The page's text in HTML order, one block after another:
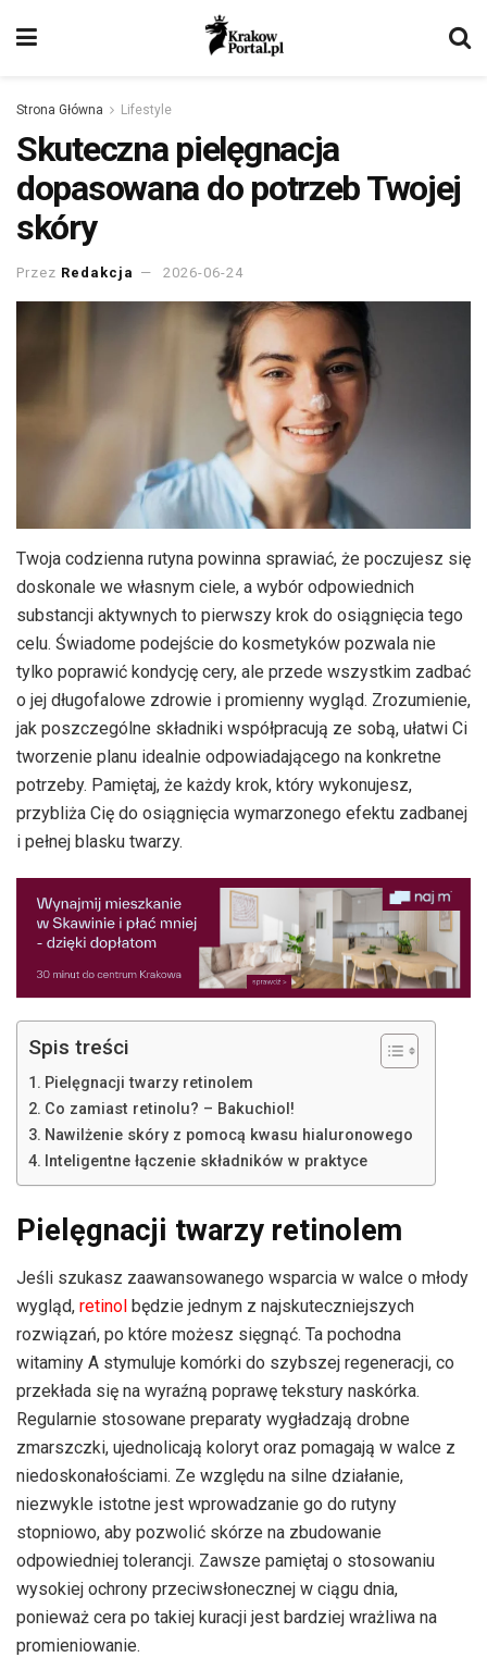
Strona Główna Lifestyle
Skuteczna pielęgnacja
dopasowana do potrzeb Twojej
skóry
Przez Redakcja 2026-06-24
Twoja codzienna rutyna powinna sprawiać, że poczujesz się
doskonale we własnym ciele, a wybór odpowiednich
substancji aktywnych to pierwszy krok do osiągnięcia tego
celu. Świadome podejście do kosmetyków pozwala nie
tylko poprawić kondycję cery, ale przede wszystkim zadbać
o jej długofalowe zdrowie i promienny wygląd. Zrozumienie,
jak poszczególne składniki współpracują ze sobą, ułatwi Ci
tworzenie planu idealnie odpowiadającego na konkretne
potrzeby. Pamiętaj, że każdy krok, który wykonujesz,
przybliża Cię do osiągnięcia wymarzonego efektu zadbanej
i pełnej blasku twarzy.
Spis treści
Pielęgnacji twarzy retinolem
Co zamiast retinolu? – Bakuchiol!
Nawilżenie skóry z pomocą kwasu hialuronowego
Inteligentne łączenie składników w praktyce
Pielęgnacji twarzy retinolem
Jeśli szukasz zaawansowanego wsparcia w walce o młody
wygląd, retinol będzie jednym z najskuteczniejszych
rozwiązań, po które możesz sięgnąć. Ta pochodna
witaminy A stymuluje komórki do szybszej regeneracji, co
przekłada się na wyraźną poprawę tekstury naskórka.
Regularnie stosowane preparaty wygładzają drobne
zmarszczki, ujednolicają koloryt oraz pomagają w walce z
niedoskonałościami. Ze względu na silne działanie,
niezwykle istotne jest wprowadzanie go do rutyny
stopniowo, aby pozwolić skórze na zbudowanie
odpowiedniej tolerancji. Zawsze pamiętaj o stosowaniu
wysokiej ochrony przeciwsłonecznej w ciągu dnia,
ponieważ cera po takiej kuracji jest bardziej wrażliwa na
promieniowanie.